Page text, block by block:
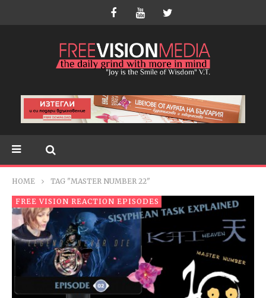
HOME TAG "MASTER NUMBER 22"
FREE VISION REACTION EPISODES